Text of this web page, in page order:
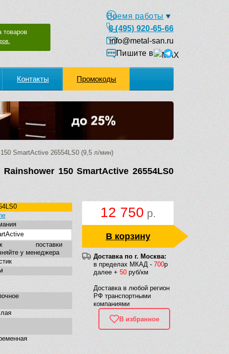
товаров
Время работы
8 (495) 920-65-66
info@metal-san.ru
Пишите в
Контакты Промокоды
SmartActive 26554LS0 (9,5 л/мин)
150 SmartActive 26554LS0
12 750 р.
В корзину
Доставка по г. Москва:
в пределах МКАД - 700р
далее + 50 руб/км
Доставка в любой регион
РФ транспортными
компаниями
В избранное
поставки
у менеджера